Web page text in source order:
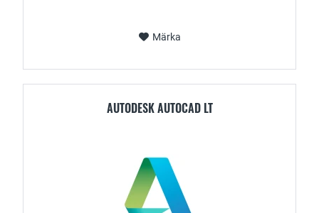
Märka
AUTODESK AUTOCAD LT